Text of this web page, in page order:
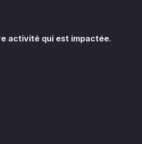
activité qui est impactée.